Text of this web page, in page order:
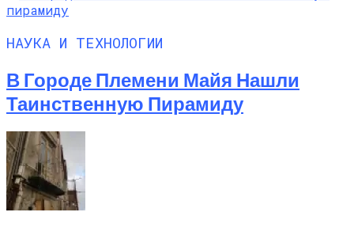
НАУКА И ТЕХНОЛОГИИ
В Городе Племени Майя Нашли
Таинственную Пирамиду